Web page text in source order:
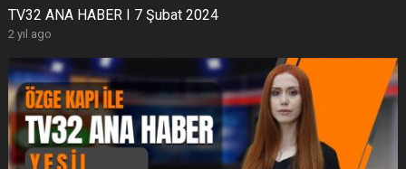
TV32 ANA HABER I 7 Şubat 2024
2 yıl ago